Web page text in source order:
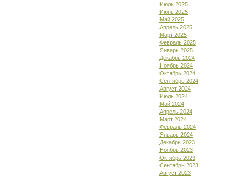
Июль 2025
Июнь 2025
Май 2025
Апрель 2025
Март 2025
Февраль 2025
Январь 2025
Декабрь 2024
Ноябрь 2024
Октябрь 2024
Сентябрь 2024
Август 2024
Июль 2024
Май 2024
Апрель 2024
Март 2024
Февраль 2024
Январь 2024
Декабрь 2023
Ноябрь 2023
Октябрь 2023
Сентябрь 2023
Август 2023